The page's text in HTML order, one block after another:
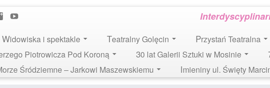
Widowiska i spektakle Teatralny Golęcin
Przystań Teatralna
Piotrowicza Pod Koroną
30 lat Galerii Sztuki w Mosinie
Morze Śródziemne – Jarkowi Maszewskiemu
Imieniny ul. Święty